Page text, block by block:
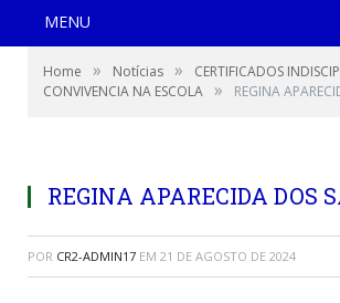
MENU
Home » Notícias »
CERTIFICADOS
CONVIVENCIA NA ESCOLA » REGINA
REGINA APARECIDA DOS
POR CR2-ADMIN17 EM 21 DE AGOSTO DE 2024